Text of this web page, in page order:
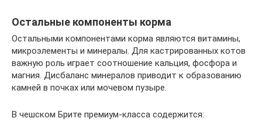
Остальные компоненты корма
Остальными компонентами корма являются витамины,
микроэлементы и минералы. Для кастрированных котов
важную роль играет соотношение кальция, фосфора и
магния. Дисбаланс минералов приводит к образованию
камней в почках или мочевом пузыре.
В чешском Брите премиум-класса содержится: